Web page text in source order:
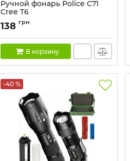
Ручной фонарь Police C71
Cree T6
Артикул:C71-50
138 грн
В корзину
-40 %